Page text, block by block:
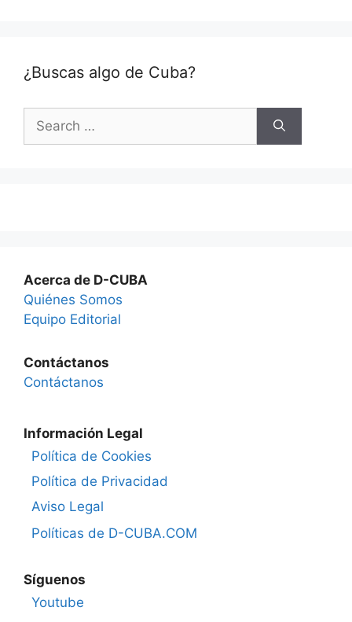
¿Buscas algo de Cuba?
Search
for:
Acerca de D-CUBA
Quiénes Somos
Equipo Editorial
Contáctanos
Contáctanos
Información Legal
Política de Cookies
Política de Privacidad
Aviso Legal
Políticas de D-CUBA.COM
Síguenos
Youtube